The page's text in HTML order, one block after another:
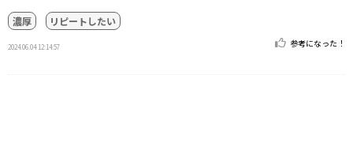
濃厚
リピートしたい
2024.06.04 12:14:57 参考になった！